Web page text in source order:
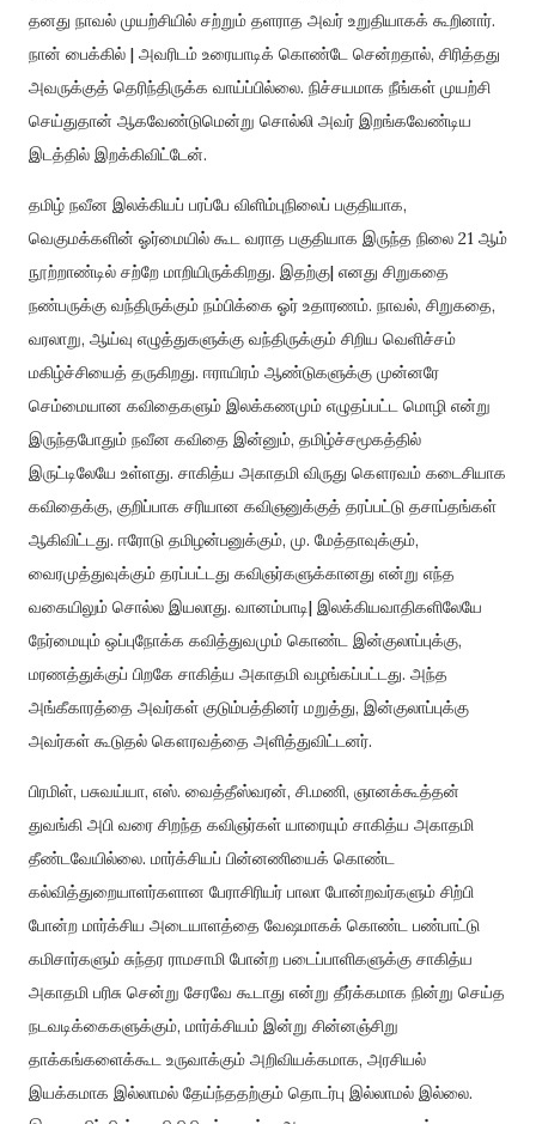
தனது நாவல் முயற்சியில் சற்றும் தளராத அவர் உறுதியாகக் கூறினார்.
நான் பைக்கில் | அவரிடம் உரையாடிக் கொண்டே சென்றதால், சிரித்தது
அவருக்குத் தெரிந்திருக்க வாய்ப்பில்லை. நிச்சயமாக நீங்கள் முயற்சி
செய்துதான் ஆகவேண்டுமென்று சொல்லி அவர் இறங்கவேண்டிய
இடத்தில் இறக்கிவிட்டேன்.
தமிழ் நவீன இலக்கியப் பரப்பே விளிம்புநிலைப் பகுதியாக,
வெகுமக்களின் ஓர்மையில் கூட வராத பகுதியாக இருந்த நிலை 21 ஆம்
நூற்றாண்டில் சற்றே மாறியிருக்கிறது. இதற்கு| எனது சிறுகதை
நண்பருக்கு வந்திருக்கும் நம்பிக்கை ஓர் உதாரணம். நாவல், சிறுகதை,
வரலாறு, ஆய்வு எழுத்துகளுக்கு வந்திருக்கும் சிறிய வெளிச்சம்
மகிழ்ச்சியைத் தருகிறது. ஈராயிரம் ஆண்டுகளுக்கு முன்னரே
செம்மையான கவிதைகளும் இலக்கணமும் எழுதப்பட்ட மொழி என்று
இருந்தபோதும் நவீன கவிதை இன்னும், தமிழ்ச்சமூகத்தில்
இருட்டிலேயே உள்ளது. சாகித்ய அகாதமி விருது கௌரவம் கடைசியாக
கவிதைக்கு, குறிப்பாக சரியான கவிஞனுக்குத் தரப்பட்டு தசாப்தங்கள்
ஆகிவிட்டது. ஈரோடு தமிழன்பனுக்கும், மு. மேத்தாவுக்கும்,
வைரமுத்துவுக்கும் தரப்பட்டது கவிஞர்களுக்கானது என்று எந்த
வகையிலும் சொல்ல இயலாது. வானம்பாடி| இலக்கியவாதிகளிலேயே
நேர்மையும் ஒப்புநோக்க கவித்துவமும் கொண்ட இன்குலாப்புக்கு,
மரணத்துக்குப் பிறகே சாகித்ய அகாதமி வழங்கப்பட்டது. அந்த
அங்கீகாரத்தை அவர்கள் குடும்பத்தினர் மறுத்து, இன்குலாப்புக்கு
அவர்கள் கூடுதல் கௌரவத்தை அளித்துவிட்டனர்.
பிரமிள், பசுவய்யா, எஸ். வைத்தீஸ்வரன், சி.மணி, ஞானக்கூத்தன்
துவங்கி அபி வரை சிறந்த கவிஞர்கள் யாரையும் சாகித்ய அகாதமி
தீண்டவேயில்லை. மார்க்சியப் பின்னணியைக் கொண்ட
கல்வித்துறையாளர்களான பேராசிரியர் பாலா போன்றவர்களும் சிற்பி
போன்ற மார்க்சிய அடையாளத்தை வேஷமாகக் கொண்ட பண்பாட்டு
கமிசார்களும் சுந்தர ராமசாமி போன்ற படைப்பாளிகளுக்கு சாகித்ய
அகாதமி பரிசு சென்று சேரவே கூடாது என்று தீர்க்கமாக நின்று செய்த
நடவடிக்கைகளுக்கும், மார்க்சியம் இன்று சின்னஞ்சிறு
தாக்கங்களைக்கூட உருவாக்கும் அறிவியக்கமாக, அரசியல்
இயக்கமாக இல்லாமல் தேய்ந்ததற்கும் தொடர்பு இல்லாமல் இல்லை.